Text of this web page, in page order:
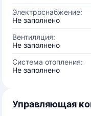
Электроснабжение:
Не заполнено
Вентиляция:
Не заполнено
Система отопления:
Не заполнено
Управляющая